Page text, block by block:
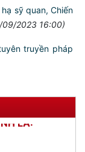
(14/09/2023